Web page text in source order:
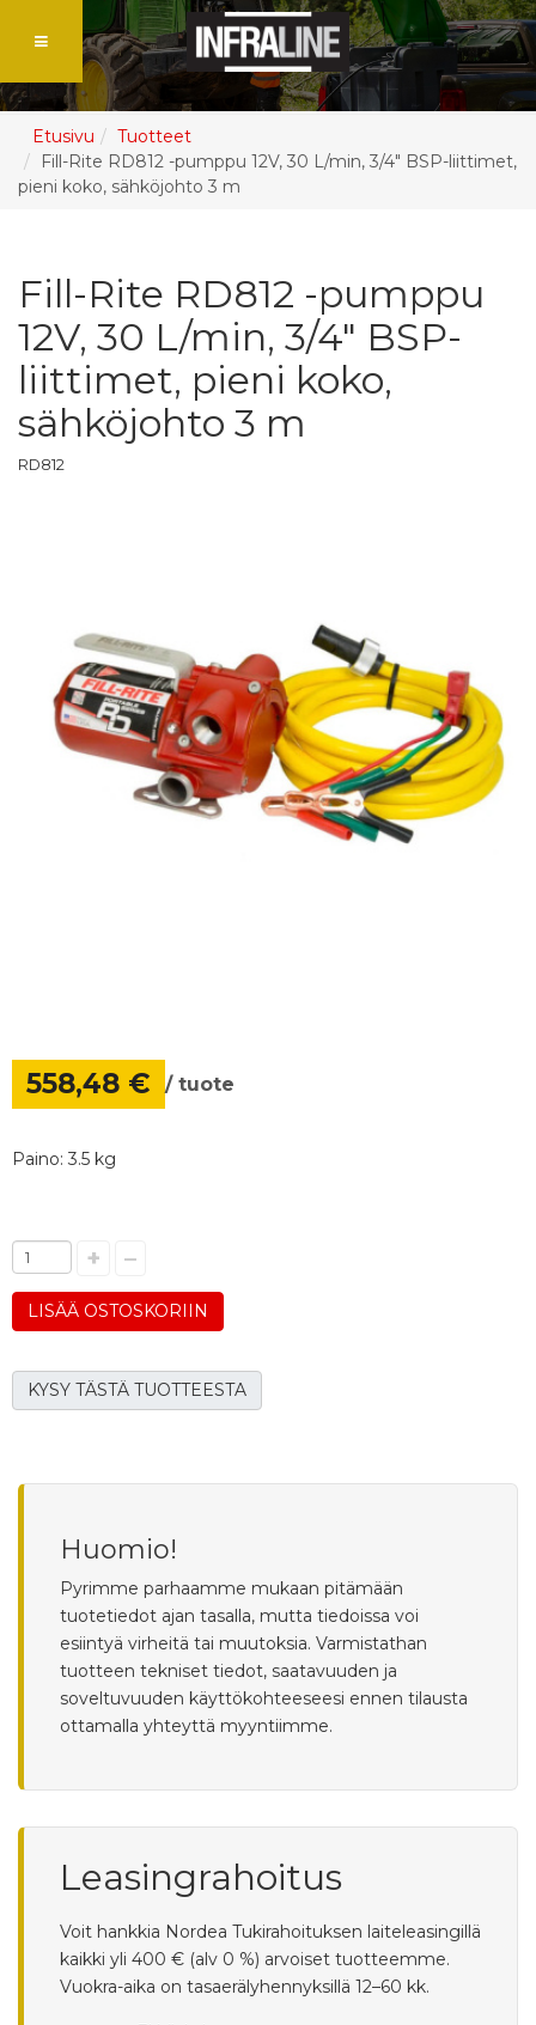
Etusivu
Tuotteet
Fill-Rite RD812 -pumppu 12V, 30 L/min, 3/4" BSP-liittimet,
pieni koko, sähköjohto 3 m
Fill-Rite RD812 -pumppu
12V, 30 L/min, 3/4" BSP-
liittimet, pieni koko,
sähköjohto 3 m
RD812
558,48 € / tuote
Paino: 3.5 kg
+ –
LISÄÄ OSTOSKORIIN
KYSY TÄSTÄ TUOTTEESTA
Huomio!
Pyrimme parhaamme mukaan pitämään
tuotetiedot ajan tasalla, mutta tiedoissa voi
esiintyä virheitä tai muutoksia. Varmistathan
tuotteen tekniset tiedot, saatavuuden ja
soveltuvuuden käyttökohteeseesi ennen tilausta
ottamalla yhteyttä myyntiimme.
Leasingrahoitus
Voit hankkia Nordea Tukirahoituksen laiteleasingillä
kaikki yli 400 € (alv 0 %) arvoiset tuotteemme.
Vuokra-aika on tasaerälyhennyksillä 12–60 kk.